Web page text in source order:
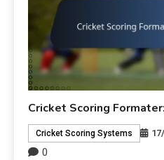
Cricket Scoring
Cricket Scoring Systems
0